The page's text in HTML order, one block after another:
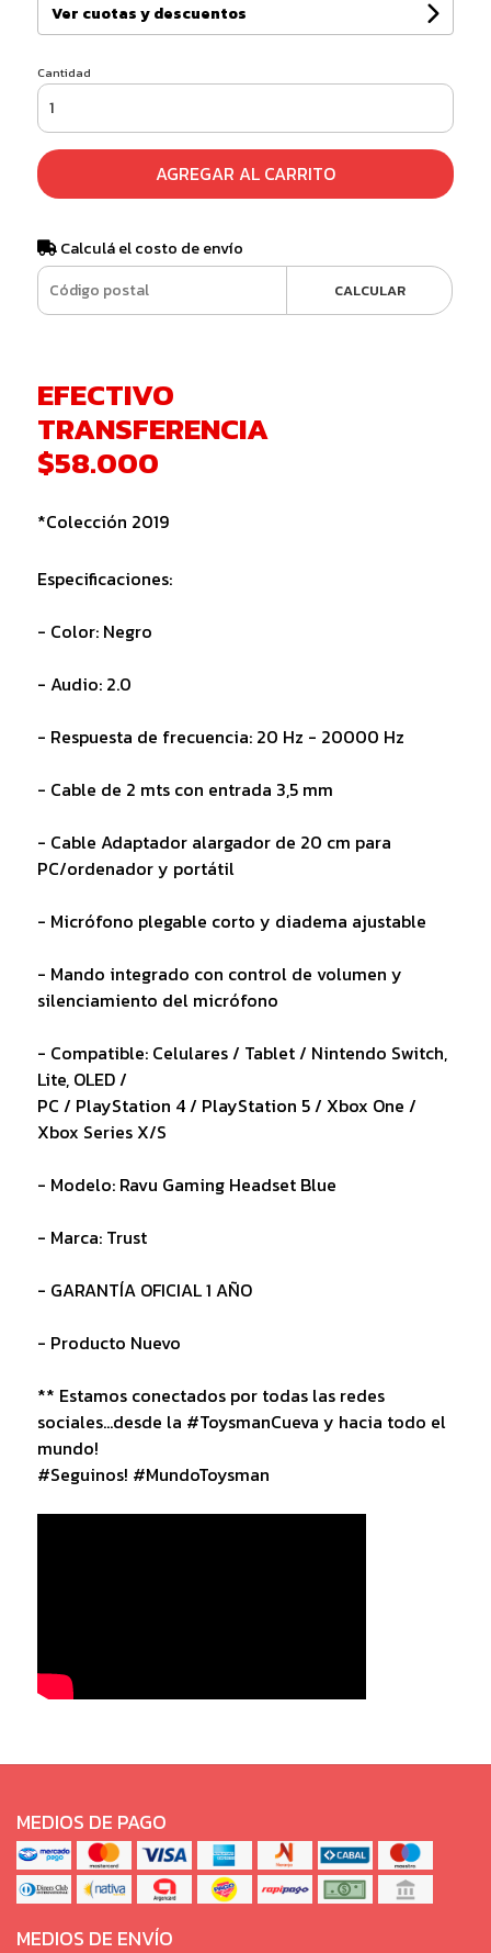
Ver cuotas y descuentos
Cantidad
AGREGAR AL CARRITO
Calculá el costo de envío
CALCULAR
EFECTIVO
TRANSFERENCIA
$58.000
*Colección 2019
Especificaciones:
- Color: Negro
- Audio: 2.0
- Respuesta de frecuencia: 20 Hz - 20000 Hz
- Cable de 2 mts con entrada 3,5 mm
- Cable Adaptador alargador de 20 cm para
PC/ordenador y portátil
- Micrófono plegable corto y diadema ajustable
- Mando integrado con control de volumen y
silenciamiento del micrófono
- Compatible: Celulares / Tablet / Nintendo Switch,
Lite, OLED /
PC / PlayStation 4 / PlayStation 5 / Xbox One /
Xbox Series X/S
- Modelo: Ravu Gaming Headset Blue
- Marca: Trust
- GARANTÍA OFICIAL 1 AÑO
- Producto Nuevo
** Estamos conectados por todas las redes
sociales...desde la #ToysmanCueva y hacia todo el
mundo!
#Seguinos! #MundoToysman
MEDIOS DE PAGO
MEDIOS DE ENVÍO